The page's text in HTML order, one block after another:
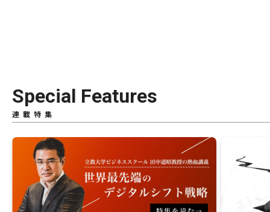
Special Features
連載特集